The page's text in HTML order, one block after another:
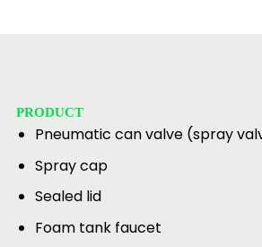
PRODUCT
Pneumatic can valve (spray
Spray cap
Sealed lid
Foam tank faucet